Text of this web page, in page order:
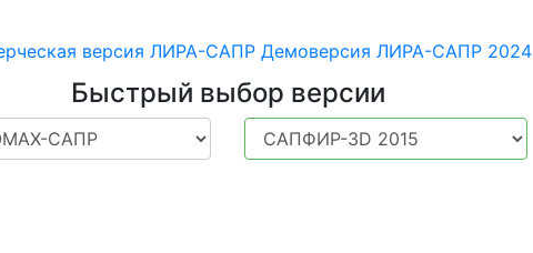
версия ЛИРА-САПР Демоверсия ЛИРА-САПР 2024
Быстрый выбор версии